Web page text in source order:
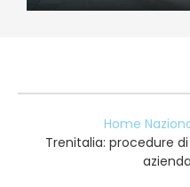
Home
Trenitalia: procedure